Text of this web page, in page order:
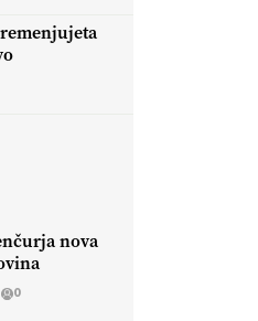
nova
0